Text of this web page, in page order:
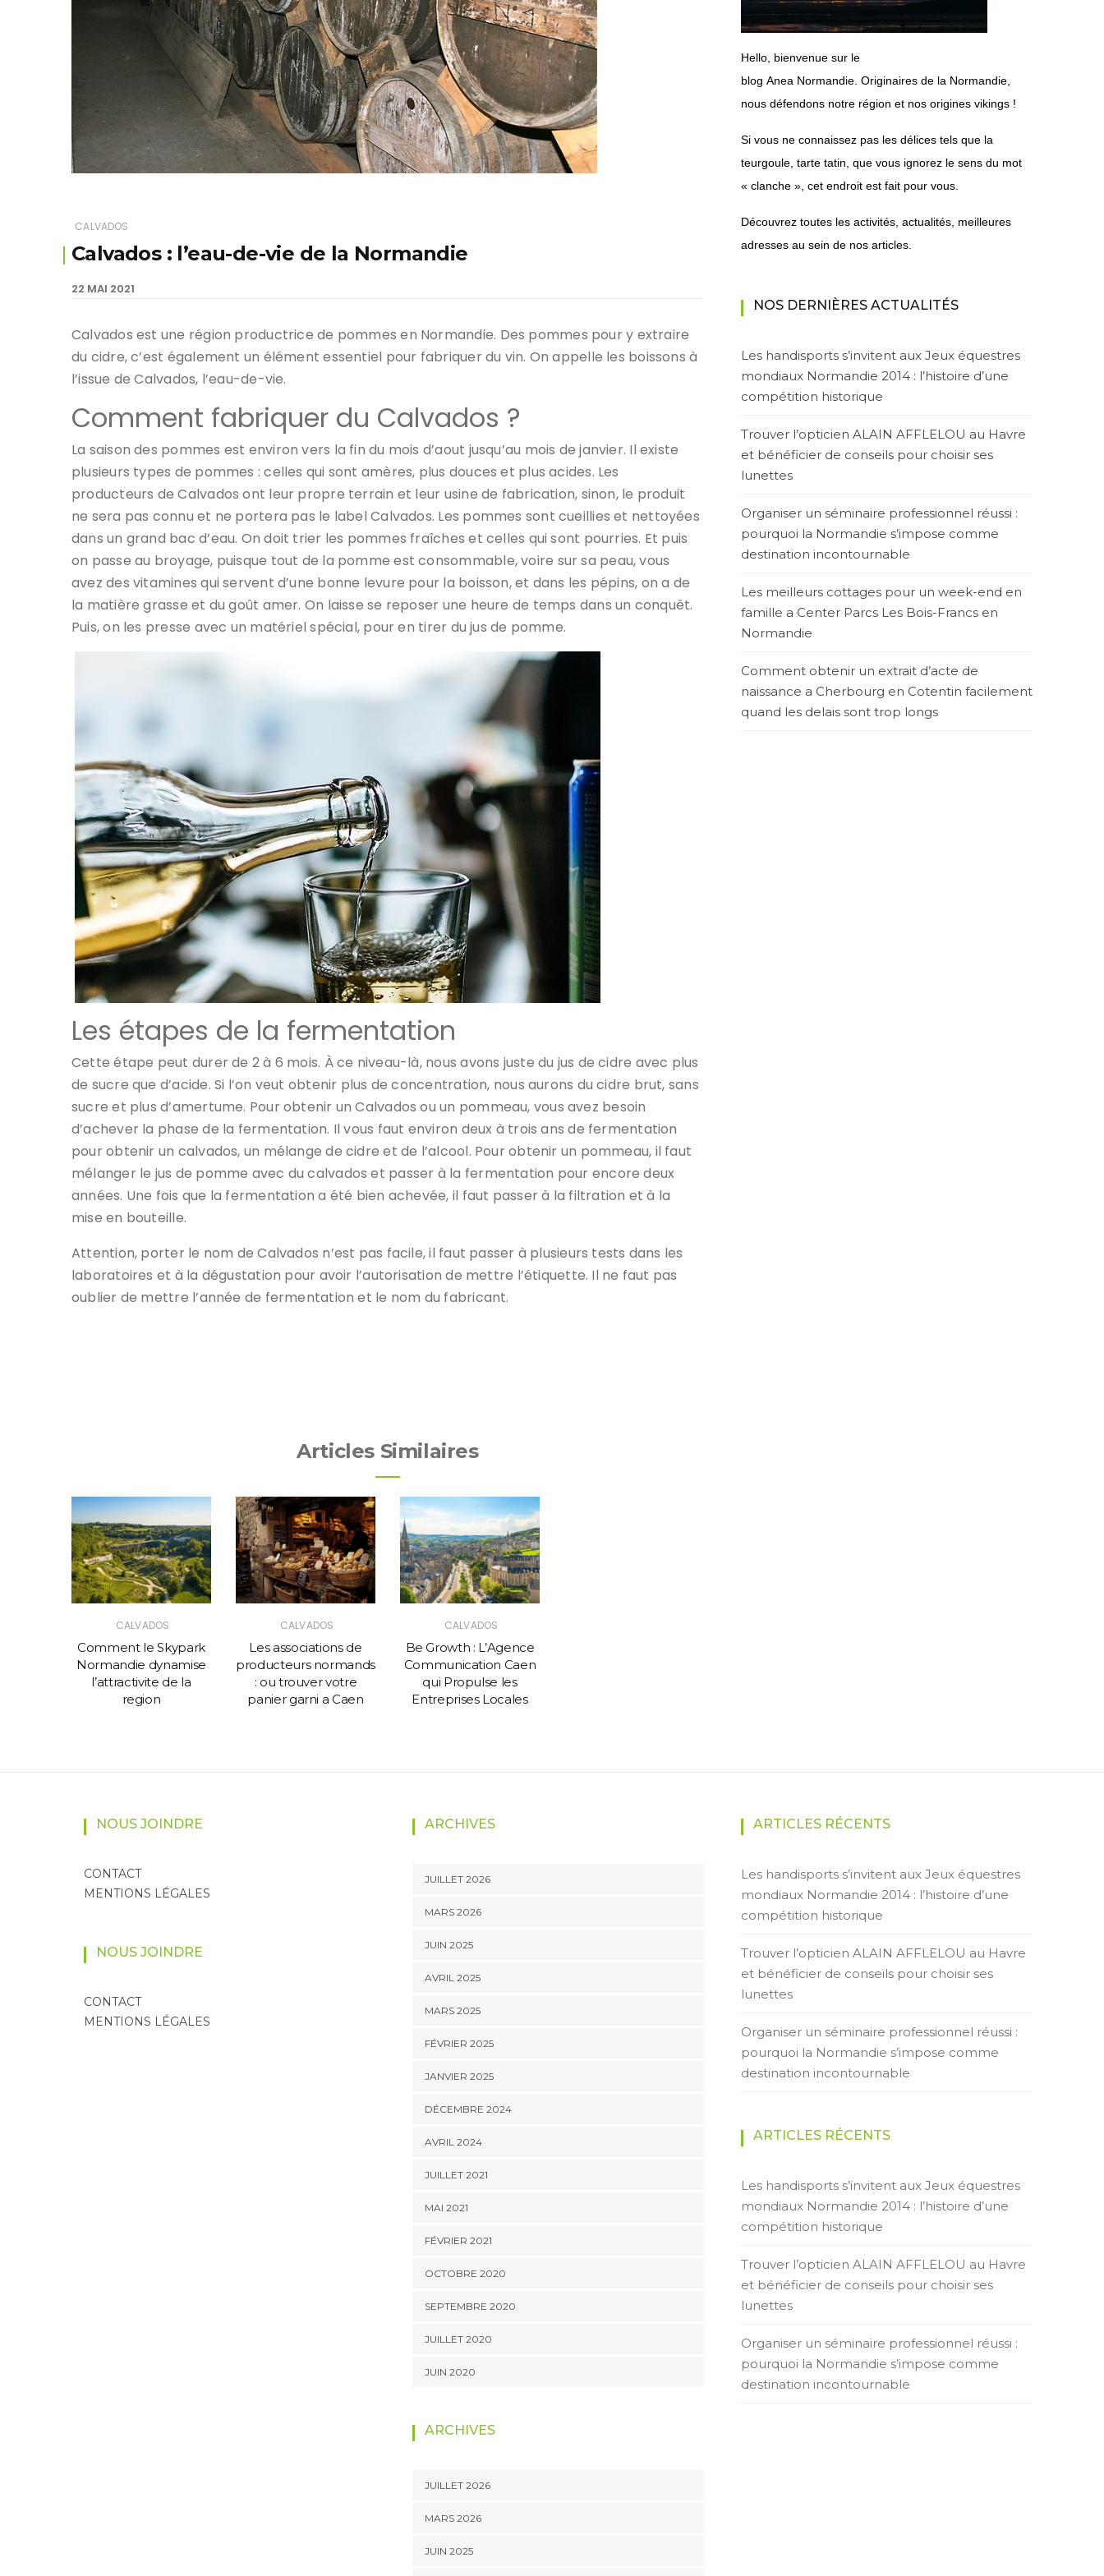
CALVADOS
Calvados : l’eau-de-vie de la Normandie
22 MAI 2021
Calvados est une région productrice de pommes en Normandie. Des pommes pour y extraire
du cidre, c’est également un élément essentiel pour fabriquer du vin. On appelle les boissons à
l’issue de Calvados, l’eau-de-vie.
Comment fabriquer du Calvados ?
La saison des pommes est environ vers la fin du mois d’aout jusqu’au mois de janvier. Il existe
plusieurs types de pommes : celles qui sont amères, plus douces et plus acides. Les
producteurs de Calvados ont leur propre terrain et leur usine de fabrication, sinon, le produit
ne sera pas connu et ne portera pas le label Calvados. Les pommes sont cueillies et nettoyées
dans un grand bac d’eau. On doit trier les pommes fraîches et celles qui sont pourries. Et puis
on passe au broyage, puisque tout de la pomme est consommable, voire sur sa peau, vous
avez des vitamines qui servent d’une bonne levure pour la boisson, et dans les pépins, on a de
la matière grasse et du goût amer. On laisse se reposer une heure de temps dans un conquêt.
Puis, on les presse avec un matériel spécial, pour en tirer du jus de pomme.
Les étapes de la fermentation
Cette étape peut durer de 2 à 6 mois. À ce niveau-là, nous avons juste du jus de cidre avec plus
de sucre que d’acide. Si l’on veut obtenir plus de concentration, nous aurons du cidre brut, sans
sucre et plus d’amertume. Pour obtenir un Calvados ou un pommeau, vous avez besoin
d’achever la phase de la fermentation. Il vous faut environ deux à trois ans de fermentation
pour obtenir un calvados, un mélange de cidre et de l’alcool. Pour obtenir un pommeau, il faut
mélanger le jus de pomme avec du calvados et passer à la fermentation pour encore deux
années. Une fois que la fermentation a été bien achevée, il faut passer à la filtration et à la
mise en bouteille.
Attention, porter le nom de Calvados n’est pas facile, il faut passer à plusieurs tests dans les
laboratoires et à la dégustation pour avoir l’autorisation de mettre l’étiquette. Il ne faut pas
oublier de mettre l’année de fermentation et le nom du fabricant.
Articles Similaires
CALVADOS
Comment le Skypark
Normandie dynamise
l’attractivite de la
region
CALVADOS
Les associations de
producteurs normands
: ou trouver votre
panier garni a Caen
CALVADOS
Be Growth : L’Agence
Communication Caen
qui Propulse les
Entreprises Locales
Hello, bienvenue sur le
blog Anea Normandie. Originaires de la Normandie,
nous défendons notre région et nos origines vikings !
Si vous ne connaissez pas les délices tels que la
teurgoule, tarte tatin, que vous ignorez le sens du mot
« clanche », cet endroit est fait pour vous.
Découvrez toutes les activités, actualités, meilleures
adresses au sein de nos articles.
NOS DERNIÈRES ACTUALITÉS
Les handisports s’invitent aux Jeux équestres
mondiaux Normandie 2014 : l’histoire d’une
compétition historique
Trouver l’opticien ALAIN AFFLELOU au Havre
et bénéficier de conseils pour choisir ses
lunettes
Organiser un séminaire professionnel réussi :
pourquoi la Normandie s’impose comme
destination incontournable
Les meilleurs cottages pour un week-end en
famille a Center Parcs Les Bois-Francs en
Normandie
Comment obtenir un extrait d’acte de
naissance a Cherbourg en Cotentin facilement
quand les delais sont trop longs
NOUS JOINDRE
CONTACT
MENTIONS LÉGALES
NOUS JOINDRE
CONTACT
MENTIONS LÉGALES
ARCHIVES
JUILLET 2026
MARS 2026
JUIN 2025
AVRIL 2025
MARS 2025
FÉVRIER 2025
JANVIER 2025
DÉCEMBRE 2024
AVRIL 2024
JUILLET 2021
MAI 2021
FÉVRIER 2021
OCTOBRE 2020
SEPTEMBRE 2020
JUILLET 2020
JUIN 2020
ARCHIVES
JUILLET 2026
MARS 2026
JUIN 2025
ARTICLES RÉCENTS
Les handisports s’invitent aux Jeux équestres
mondiaux Normandie 2014 : l’histoire d’une
compétition historique
Trouver l’opticien ALAIN AFFLELOU au Havre
et bénéficier de conseils pour choisir ses
lunettes
Organiser un séminaire professionnel réussi :
pourquoi la Normandie s’impose comme
destination incontournable
ARTICLES RÉCENTS
Les handisports s’invitent aux Jeux équestres
mondiaux Normandie 2014 : l’histoire d’une
compétition historique
Trouver l’opticien ALAIN AFFLELOU au Havre
et bénéficier de conseils pour choisir ses
lunettes
Organiser un séminaire professionnel réussi :
pourquoi la Normandie s’impose comme
destination incontournable